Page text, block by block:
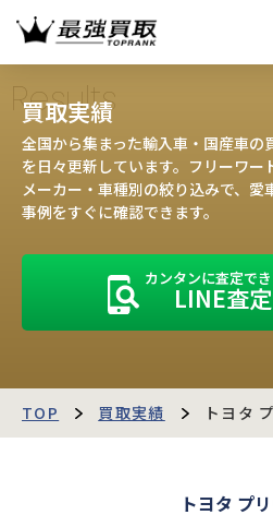
選ばれる理由
高価買取の仕組み
売却の流れ
お客様の声
運営会社
Results
買取実績
全国から集まった輸入車・国産車の
を日々更新しています。フリーワー
メーカー・車種別の絞り込みで、愛
事例をすぐに確認できます。
カンタンに査定で
LINE査定
TOP 買取実績 トヨタ
トヨタ プ